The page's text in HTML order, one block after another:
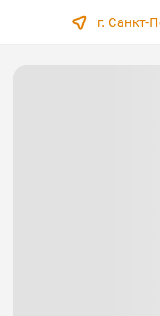
г. Санкт-